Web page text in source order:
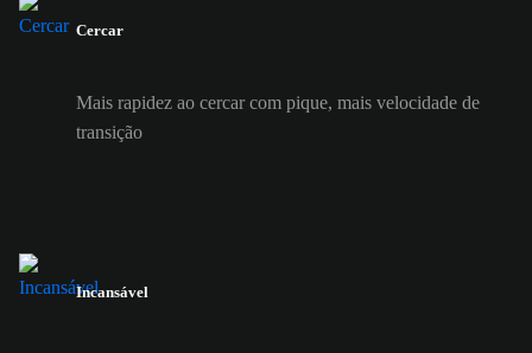
Cercar
Mais rapidez ao cercar com pique, mais velocidade de
transição
Incansável